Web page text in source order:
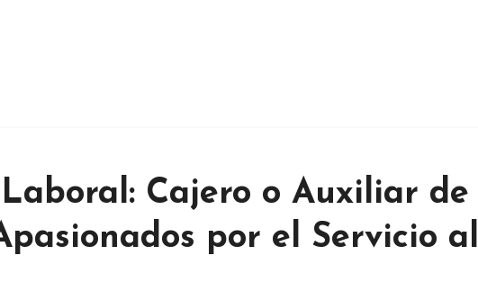
Cajero o Auxiliar de
por el Servicio al